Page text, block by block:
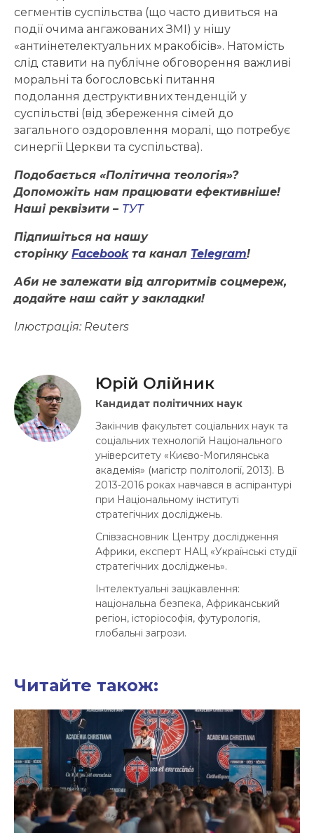
сегментів суспільства (що часто дивиться на
події очима ангажованих ЗМІ) у нішу
«антиінетелектуальних мракобісів». Натомість
слід ставити на публічне обговорення важливі
моральні та богословські питання
подолання деструктивних тенденцій у
суспільстві (від збереження сімей до
загального оздоровлення моралі, що потребує
синергії Церкви та суспільства).
Подобається «Політична теологія»?
Допоможіть нам працювати ефективніше!
Наші реквізити – ТУТ
Підпишіться на нашу
сторінку Facebookта канал Telegram!
Аби не залежати від алгоритмів соцмереж,
додайте наш сайт у закладки!
Ілюстрація: Reuters
Юрій Олійник
Кандидат політичних наук
Закінчив факультет соціальних наук та
соціальних технологій Національного
університету «Києво-Могилянська
академія» (магістр політології, 2013). В
2013-2016 роках навчався в аспірантурі
при Національному інституті
стратегічних досліджень.
Співзасновник Центру дослідження
Африки, експерт НАЦ «Українські студії
стратегічних досліджень».
Інтелектуальні зацікавлення:
національна безпека, Африканський
регіон, історіософія, футурологія,
глобальні загрози.
Читайте також: